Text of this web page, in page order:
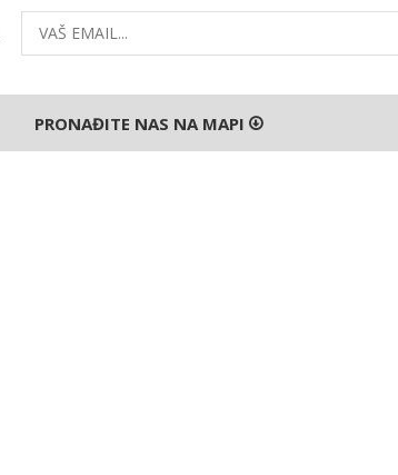
PRONAĐITE NAS NA MAPI